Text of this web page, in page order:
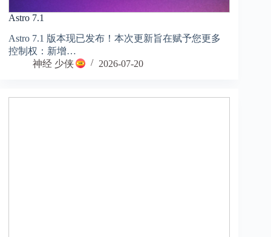
Astro 7.1
Astro 7.1 版本现已发布！本次更新旨在赋予您更多
控制权：新增…
神经 少侠
2026-07-20